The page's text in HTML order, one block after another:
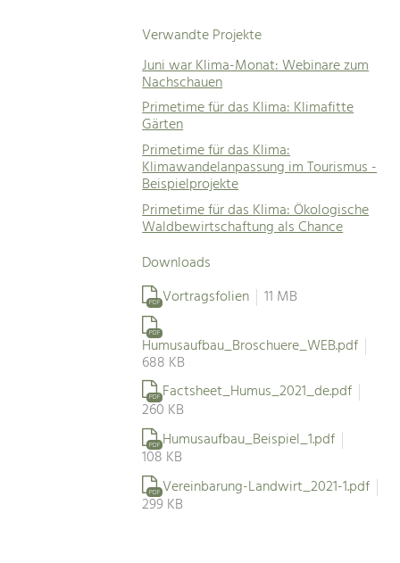
Verwandte Projekte
Juni war Klima-Monat: Webinare zum
Nachschauen
Primetime für das Klima: Klimafitte
Gärten
Primetime für das Klima:
Klimawandelanpassung im Tourismus -
Beispielprojekte
Primetime für das Klima: Ökologische
Waldbewirtschaftung als Chance
Downloads
PDF Vortragsfolien 11 MB
PDF
Humusaufbau_Broschuere_WEB.pdf
688 KB
PDF Factsheet_Humus_2021_de.pdf
260 KB
PDF Humusaufbau_Beispiel_1.pdf
108 KB
PDF Vereinbarung-Landwirt_2021-1.pdf
299 KB